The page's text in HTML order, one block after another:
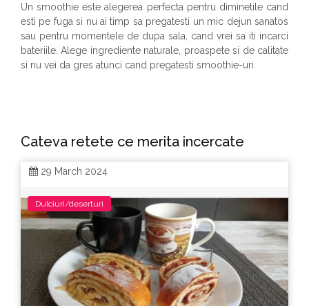
Un smoothie este alegerea perfecta pentru diminetile cand
esti pe fuga si nu ai timp sa pregatesti un mic dejun sanatos
sau pentru momentele de dupa sala, cand vrei sa iti incarci
bateriile. Alege ingrediente naturale, proaspete si de calitate
si nu vei da gres atunci cand pregatesti smoothie-uri.
Cateva retete ce merita incercate
29 March 2024
Dulciuri/deserturi